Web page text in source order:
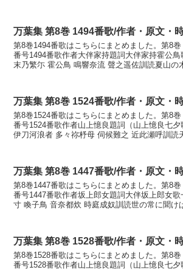
万葉集 第8巻 1494番歌/作者・原文・
第8巻1494番歌はこちらにまとめました。第8
番号1494番歌作者大伴家持題詞大伴家持霍公
末乃繁尓 霍公鳥 鳴響奈流 聲之遥佐訓読夏山の
万葉集 第8巻 1524番歌/作者・原文・
第8巻1524番歌はこちらにまとめました。第8
番号1524番歌作者山上憶良題詞（山上憶良七
伊刀河浪者 多々祢杼母 伺候難之 近此瀬呼訓読
万葉集 第8巻 1447番歌/作者・原文・
第8巻1447番歌はこちらにまとめました。第8
番号1447番歌作者坂上郎女題詞大伴坂上郎女
寸 喚子鳥 音奈都炊 時庭成奴訓読世の常に聞け
万葉集 第8巻 1528番歌/作者・原文・
第8巻1528番歌はこちらにまとめました。第8
番号1528番歌作者山上憶良題詞（山上憶良七